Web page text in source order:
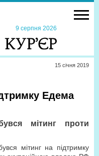
9 серпня 2026
15 сiчня 2019
Едема
мітинг проти
мітинг на підтримку